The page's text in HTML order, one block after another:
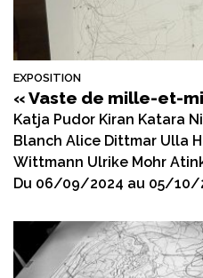
EXPOSITION
« Vaste de mille-et-
Katja Pudor Kiran Katara
Blanch Alice Dittmar Ulla
Wittmann Ulrike Mohr
Du 06/09/2024 au 05/10/